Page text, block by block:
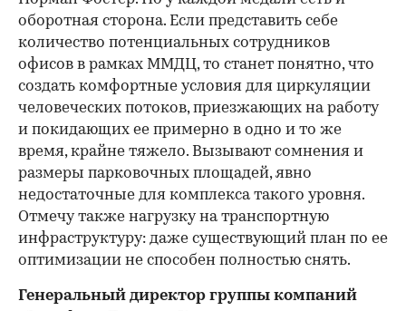
оборотная сторона. Если представить себе
количество потенциальных сотрудников
офисов в рамках ММДЦ, то станет понятно, что
создать комфортные условия для циркуляции
человеческих потоков, приезжающих на работу
и покидающих ее примерно в одно и то же
время, крайне тяжело. Вызывают сомнения и
размеры парковочных площадей, явно
недостаточные для комплекса такого уровня.
Отмечу также нагрузку на транспортную
инфраструктуру: даже существующий план по ее
оптимизации не способен полностью снять.
Генеральный директор группы компаний